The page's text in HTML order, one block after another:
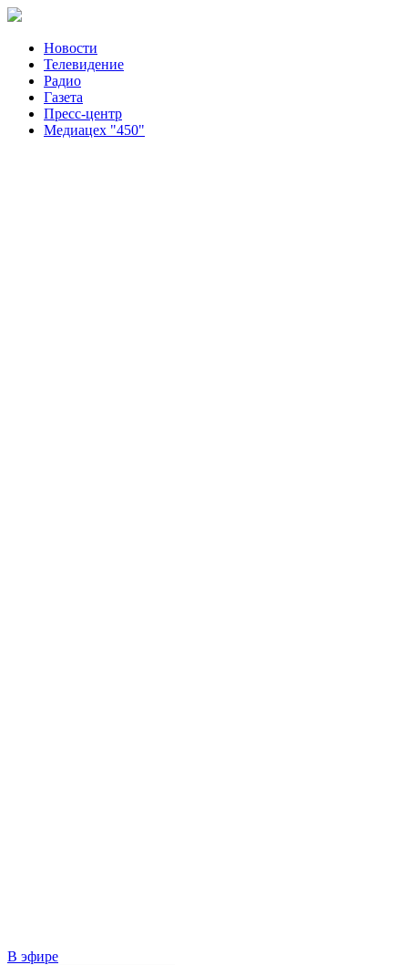
Новости
Телевидение
Радио
Газета
Пресс-центр
Медиацех "450"
В эфире